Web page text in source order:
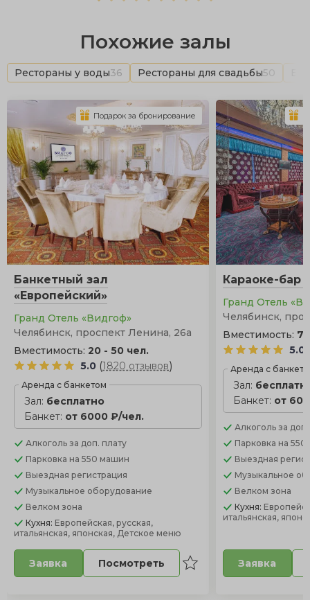
Похожие залы
Рестораны у воды36 Рестораны для свадьбы50
Банкетный зал
«Европейский»
Гранд Отель «Видгоф»
Челябинск, проспект Ленина, 26а
Вместимость: 20 - 50 чел.
5.0 (1820 отзывов)
Аренда с банкетом
Зал: бесплатно
Банкет: от 6000 ₽/чел.
Алкоголь за доп. плату
Парковка на 550 машин
Выездная регистрация
Музыкальное оборудование
Велком зона
Кухня: Европейская, русская,
итальянская, японская, Детское меню
Заявка Посмотреть
Подарок за бронирование
Караоке-бар
Гранд Отель
Челябинск,
Вместимость: 7
5.0
Аренда с
Зал:
Банкет: от
Алкоголь за
Парковка на
Выездная
Музыкальное
Велком зона
Кухня:
итальянская,
Заявка